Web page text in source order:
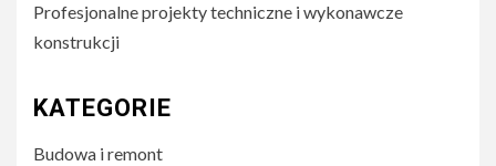
Profesjonalne projekty techniczne i wykonawcze
konstrukcji
KATEGORIE
Budowa i remont